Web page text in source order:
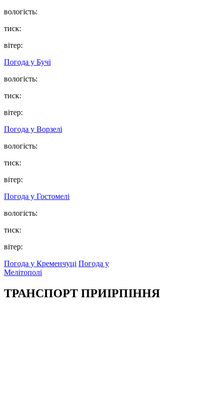
вологість:
тиск:
вітер:
Погода у Бучі
вологість:
тиск:
вітер:
Погода у Ворзелі
вологість:
тиск:
вітер:
Погода у Гостомелі
вологість:
тиск:
вітер:
Погода у Кременчуці Погода у
Мелітополі
ТРАНСПОРТ ПРИІРПІННЯ